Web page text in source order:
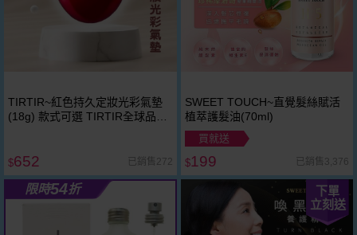
TIRTIR~紅色持久定妝光彩氣墊
(18g) 款式可選 TIRTIR全球品牌
$652 已銷售272
SWEET TOUCH~直覺髮絲賦活
植萃護髮油(70ml)
買就送
$199 已銷售3,376
限時54折
下單
立刻送